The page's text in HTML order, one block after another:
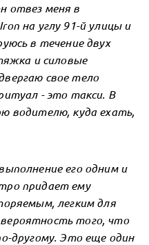
отвез меня в
на углу 91-й улицы и
в течение двух
и силовые
свое тело
- это такси. В
водителю, куда ехать,
его одним и
придает ему
легким для
того, что
другому. Это еще один